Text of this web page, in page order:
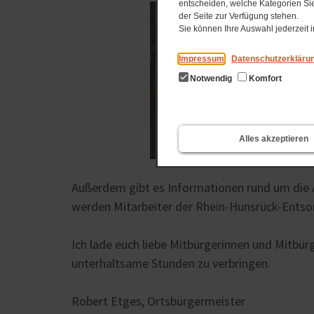
entscheiden, welche Kategorien
der Seite zur Verfügung stehen.
Sie können Ihre Auswahl jederzeit
Impressum
Notwendig
Komfort
Alles akzeptieren
Außerdem gibt es Informationen rund um die
werden Mitarbeiter der Rhein-Hunsrück-
Ich lade euch liebe Mitbürgerinnen und
unterhaltsame Stunden zu verbringen.
Robert Etges, Ortsbürgermeister